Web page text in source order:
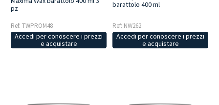
pz
Ref: TWPROM48
Accedi per conoscere i prezzi
e acquistare
barattolo 400 ml
Ref: NW262
Accedi per conoscere i prezzi
e acquistare